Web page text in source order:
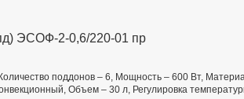
ЭСОФ-2-0,6/220-01 пр
поддонов – 6, Мощность – 600 Вт,
Объем – 30 л, Регулировка